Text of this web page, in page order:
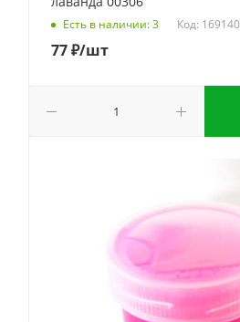
Есть в наличии: 3 Код: 169140
77₽/шт